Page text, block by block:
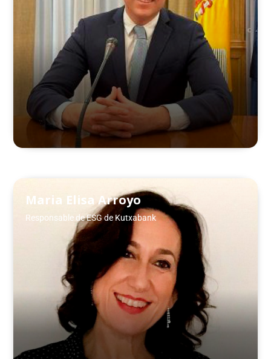
Maria Elisa Arroyo
Responsable de ESG de Kutxabank